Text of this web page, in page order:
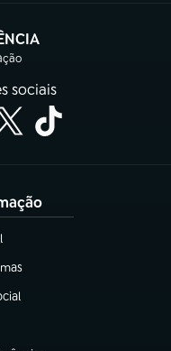
em nova aba)
sociais
aba)
aba)